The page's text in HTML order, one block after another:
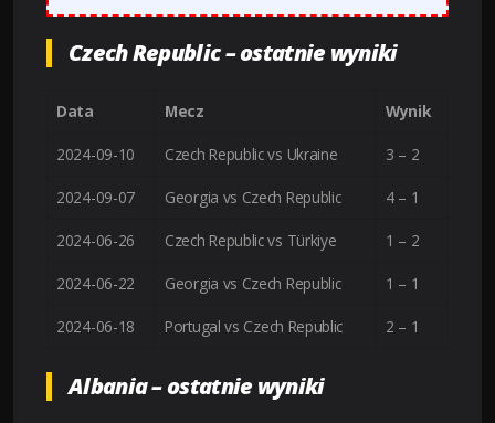
Czech Republic – ostatnie wyniki
Data Mecz Wynik
2024-09-10 Czech Republic vs Ukraine 3 – 2
2024-09-07 Georgia vs Czech Republic 4 – 1
2024-06-26 Czech Republic vs Türkiye 1 – 2
2024-06-22 Georgia vs Czech Republic 1 – 1
2024-06-18 Portugal vs Czech Republic 2 – 1
Albania – ostatnie wyniki